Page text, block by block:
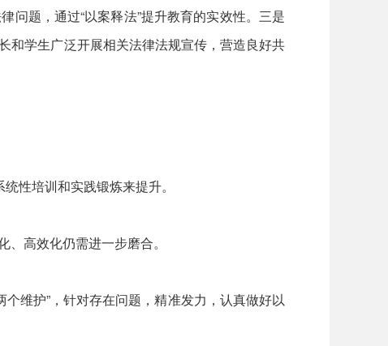
问题，通过“以案释法”提升教育的实效性。三是
和学生广泛开展相关法律法规宣传，营造良好共
性培训和实践锻炼来提升。
高效化仍需进一步磨合。
维护”，针对存在问题，精准发力，认真做好以